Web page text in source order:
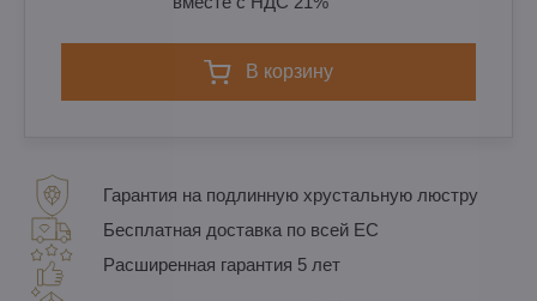
в корзину
Гарантия на подлинную хрустальную люстру
Бесплатная доставка по всей ЕС
Расширенная гарантия 5 лет